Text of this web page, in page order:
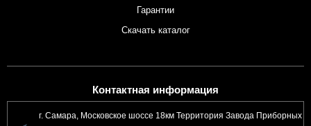
Гарантии
Скачать каталог
Контактная информация
г. Самара, Московское шоссе 18км Территория Завода Приборных